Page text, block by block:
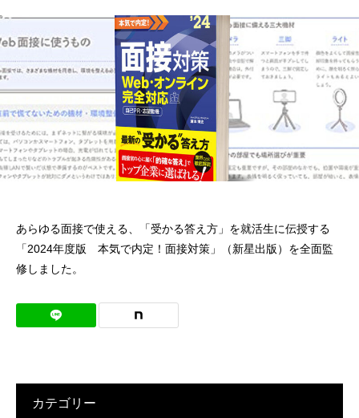
マンパワークリ
ップ
リクルート
エージェン
ト
リクナビNEXT
ジャーナル
（Rikunabi
FromAし
よ！！
（fromA
タウンワークマ
ガジン
（townwork
オトナンサー
（otonanswer）
ージェント
2025年度版 本気で内定！面接対策（新星
2023.01.12
2024年度版 本気で
2022.01.08
あらゆる面接で使える、「受かる答え方」を就活生に伝授する
「2024年度版 本気で内定！面接対策」（新星出版）を全面監
修しました。
カテゴリー